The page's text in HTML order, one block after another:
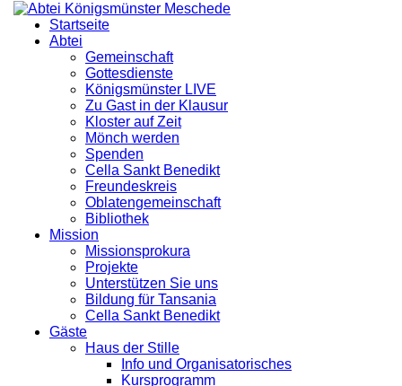
Startseite
Abtei
Gemeinschaft
Gottesdienste
Königsmünster LIVE
Zu Gast in der Klausur
Kloster auf Zeit
Mönch werden
Spenden
Cella Sankt Benedikt
Freundeskreis
Oblatengemeinschaft
Bibliothek
Mission
Missionsprokura
Projekte
Unterstützen Sie uns
Bildung für Tansania
Cella Sankt Benedikt
Gäste
Haus der Stille
Info und Organisatorisches
Kursprogramm